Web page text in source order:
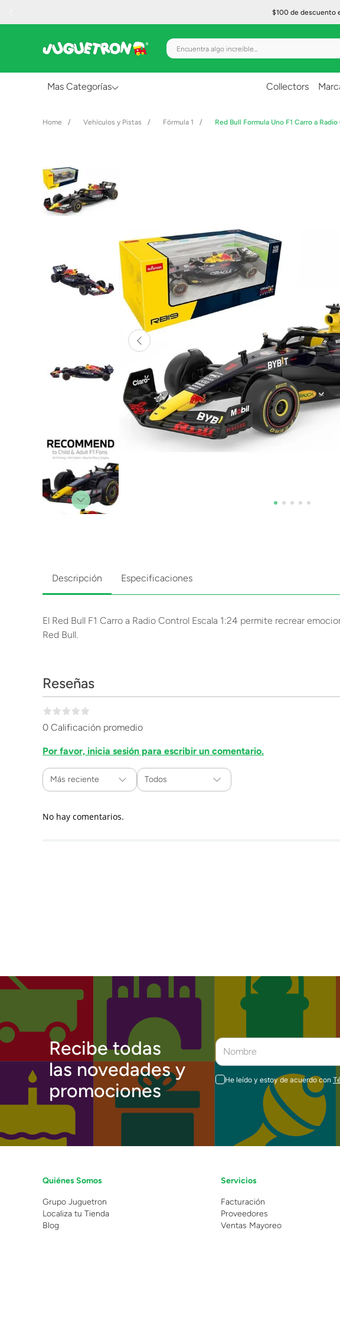
$100 de descuento
Encuentra algo increíble...
Mas Categorías
Creatividad y Arte
Figuras de Acción
Juegos de Mesa
Lanzadores
Muñecas
Vehículos y Pistas
Collectors
Vehículos y Pistas Fórmula 1 Red Bull Formula Uno F1 Carro a
Descripción Especificaciones
El Red Bull F1 Carro a Radio Control Escala 1:24 permite recrear
Red Bull.
Reseñas
0 Calificación promedio
Por favor, inicia sesión para escribir un comentario.
Más reciente Todos
No hay comentarios.
Recibe todas
las novedades y
promociones
He leído y estoy de acuerdo con
Quiénes Somos
Grupo Juguetron
Localiza tu Tienda
Blog
Servicios
Facturación
Proveedores
Ventas Mayoreo